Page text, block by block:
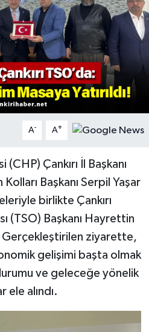
A- A+
Çankırı İl Başkanı
Başkanı Serpil Yaşar
birlikte Çankırı
(TSO) Başkanı Hayrettin
ziyarette,
gelişimi başta olmak
ve geleceğe yönelik
ele alındı.